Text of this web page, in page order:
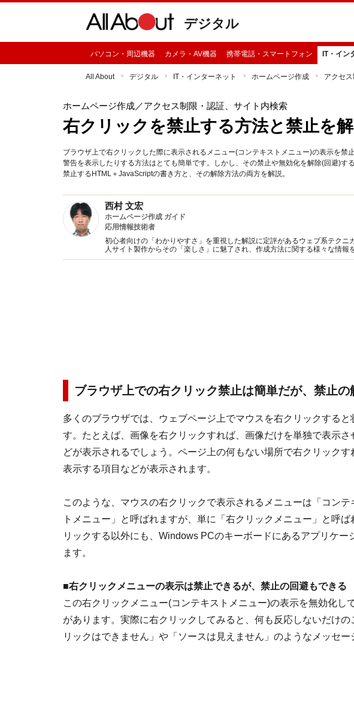
デジタル
パソコン・周辺機器 カメラ・AV機器 携帯電話・スマートフォン IT・イン
All About デジタル IT・インターネット ホームページ作成 アクセ
ホームページ作成／アクセス制限・認証、サイト内検索
右クリックを禁止する方法と禁止を
ブラウザ上で右クリックした際に表示されるメニュー(コンテキストメニュー)の表示を禁
警告を表示したりする方法はとても簡単です。しかし、その禁止や無効化を解除(回避)す
禁止するHTML＋JavaScriptの書き方と、その解除方法の両方を解説。
西村 文宏
ホームページ作成 ガイド
応用情報技術者
初心者向けの「わかりやすさ」を重視した解説に定評があるウェブ系テクニ
人サイト製作からその「楽しさ」に魅了され、作成方法に関する様々な情
籍の執筆なども行っている。
ブラウザ上での右クリック禁止は簡単だが、禁止
多くのブラウザでは、ウェブページ上でマウスを右クリックする
す。たとえば、画像を右クリックすれば、画像だけを単独で表示
どが表示されるでしょう。ページ上の何もない場所で右クリック
表示する項目などが表示されます。
このような、マウスの右クリックで表示されるメニューは「コン
トメニュー」と呼ばれますが、単に「右クリックメニュー」と呼
リックする以外にも、Windows PCのキーボードにあるアプリケー
ます。
■右クリックメニューの表示は禁止できるが、禁止の回避もできる
この右クリックメニュー(コンテキストメニュー)の表示を無効化し
があります。実際に右クリックしてみると、何も反応しないだけ
リックはできません」や「ソースは見えません」のようなメッセー